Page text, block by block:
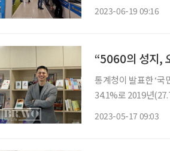
2023-06-19 09:16
“5060의 성지,
통계청이 발표한 ‘국
34.1%로 2019년
2023-05-17 09:03